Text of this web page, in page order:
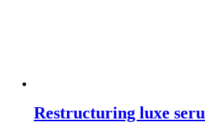
Restructuring luxe